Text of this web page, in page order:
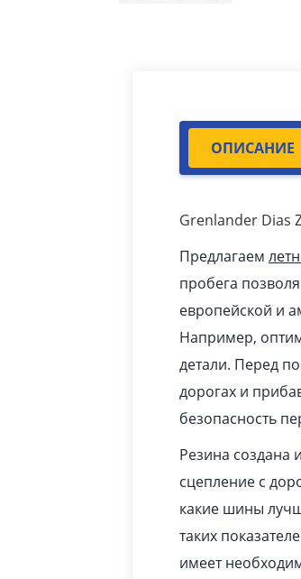
ОПИСАНИЕ
Grenlander Dias
Предлагаем
пробега
европейской и
Например,
детали. Перед
дорогах и
безопасность
Резина создана
сцепление с
какие шины
таких
имеет